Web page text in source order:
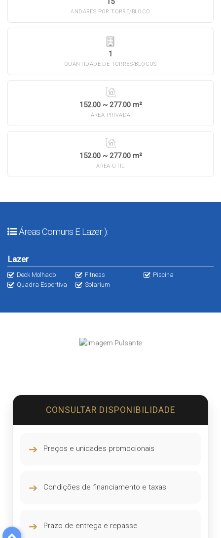
ANDARES POR TORRE/BLOCO
1
QUANTIDADE DE TORRES/BLOCOS
152.00 ~ 277.00 m²
ÁREA PRIVADA
152.00 ~ 277.00 m²
ÁREA ÚTIL
Áreas Comuns E Lazer ):
Lazer
Deck Molhado Fitness
Piscina
Quadra Esportiva
Solarium
CONSULTAR DISPONIBILIDADE
➔ Preços e unidades promocionais
➔ Condições de financiamento e taxas
➔ Prazo de entrega e repasse